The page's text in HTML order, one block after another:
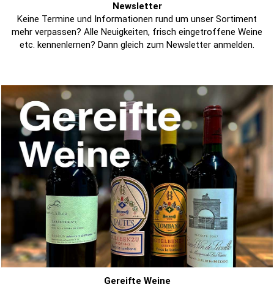
Newsletter
Keine Termine und Informationen rund um unser Sortiment
mehr verpassen? Alle Neuigkeiten, frisch eingetroffene Weine
etc. kennenlernen? Dann gleich zum Newsletter anmelden.
Gereifte Weine